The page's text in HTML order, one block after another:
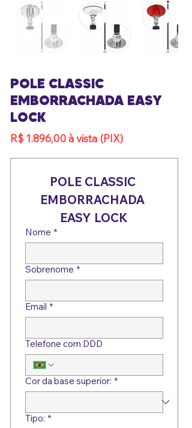
POLE CLASSIC
EMBORRACHADA EASY
LOCK
R$ 1.896,00 à vista (PIX)
POLE CLASSIC
EMBORRACHADA
EASY LOCK
Nome *
Sobrenome *
Email *
Telefone com DDD
Cor da base superior: *
Tipo: *